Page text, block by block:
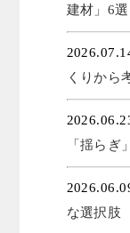
建材」6選
くりから
「揺らぎ
な選択肢